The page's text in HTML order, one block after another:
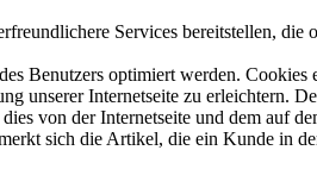
Services bereitstellen,
Benutzers optimiert werden.
unserer Internetseite zu erleichtern.
von der Internetseite und dem auf
sich die Artikel, die ein Kunde in